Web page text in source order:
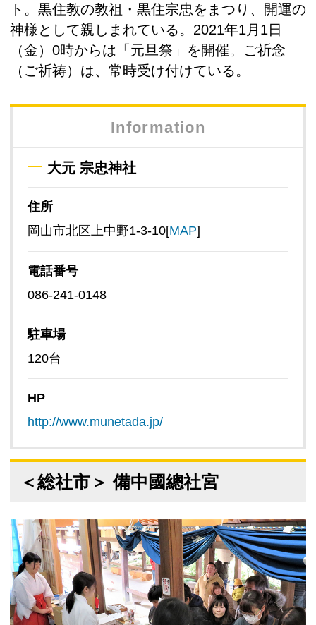
ト。黒住教の教祖・黒住宗忠をまつり、開運の
神様として親しまれている。2021年1月1日
（金）0時からは「元旦祭」を開催。ご祈念
（ご祈祷）は、常時受け付けている。
Information
大元 宗忠神社
住所
岡山市北区上中野1-3-10[MAP]
電話番号
086-241-0148
駐車場
120台
HP
http://www.munetada.jp/
＜総社市＞ 備中國總社宮